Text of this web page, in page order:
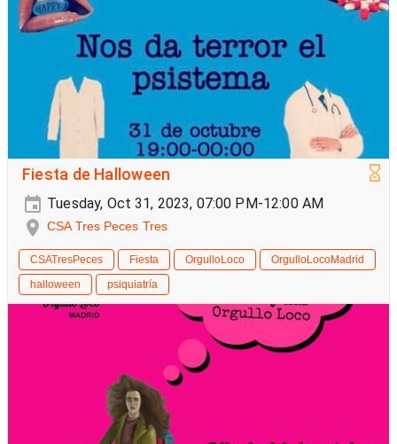
Fiesta de Halloween
Tuesday, Oct 31, 2023, 07:00 PM-12:00 AM
CSA Tres Peces Tres
CSATresPeces Fiesta OrgulloLoco
OrgulloLocoMadrid
halloween
psiquiatría